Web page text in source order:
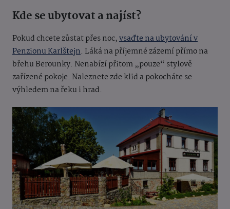
Kde se ubytovat a najíst?
Pokud chcete zůstat přes noc,vsaďte na ubytování v
Penzionu Karlštejn. Láká na příjemné zázemí přímo na
břehu Berounky. Nenabízí přitom „pouze“ stylově
zařízené pokoje. Naleznete zde klid a pokocháte se
výhledem na řeku i hrad.